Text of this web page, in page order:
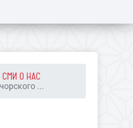
СМИ О НАС
...